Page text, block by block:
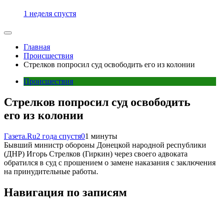
1 неделя спустя
Главная
Происшествия
Стрелков попросил суд освободить его из колонии
Происшествия
Стрелков попросил суд освободить
его из колонии
Газета.Ru2 года спустя01 минуты
Бывший министр обороны Донецкой народной республики
(ДНР) Игорь Стрелков (Гиркин) через своего адвоката
обратился в суд с прошением о замене наказания с заключения
на принудительные работы.
Навигация по записям